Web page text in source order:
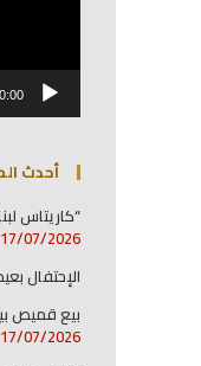
أحدث
“كاريتاس
17/07/2026
الإحتفال
بيع قميص
17/07/2026